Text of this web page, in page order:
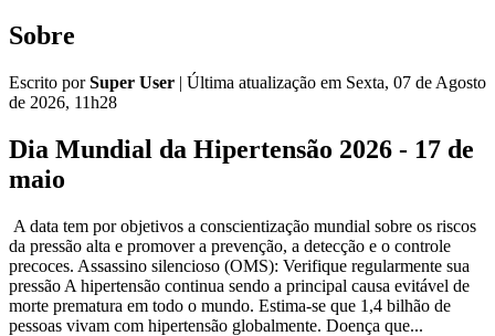
Sobre
Escrito porSuper User | Última atualização em Sexta, 07 de Agosto
de 2026, 11h28
Dia Mundial da Hipertensão 2026 - 17 de
maio
A data tem por objetivos a conscientização mundial sobre os riscos
da pressão alta e promover a prevenção, a detecção e o controle
precoces. Assassino silencioso (OMS): Verifique regularmente sua
pressão A hipertensão continua sendo a principal causa evitável de
morte prematura em todo o mundo. Estima-se que 1,4 bilhão de
pessoas vivam com hipertensão globalmente. Doença que...